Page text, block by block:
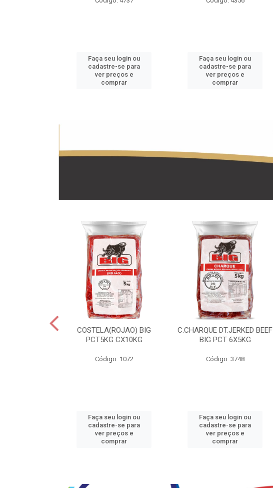
Faça seu login ou
cadastre-se para
ver preços e
comprar
Faça seu login ou
cadastre-se para
ver preços e
comprar
COSTELA(ROJAO) BIG
PCT5KG CX10KG
Código: 1072
Faça seu login ou
cadastre-se para
ver preços e
comprar
C.CHARQUE DT.JERKED BEEF
BIG PCT 6X5KG
Código: 3748
Faça seu login ou
cadastre-se para
ver preços e
comprar